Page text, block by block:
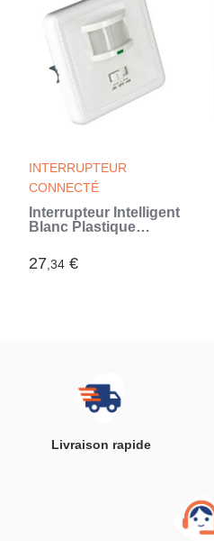
INTERRUPTEUR
CONNECTÉ
Interrupteur Intelligent
Blanc Plastique
27,34 €
Livraison rapide